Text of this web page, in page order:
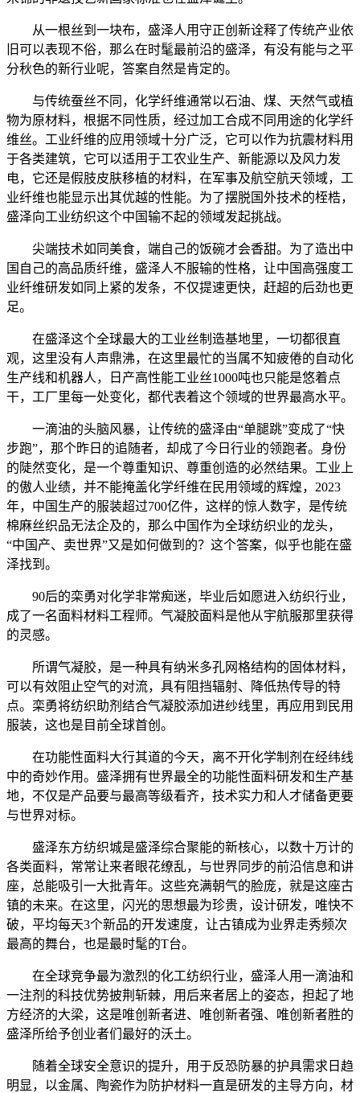
从一根丝到一块布，盛泽人用守正创新诠释了传统产业依
旧可以表现不俗，那么在时髦最前沿的盛泽，有没有能与之平
分秋色的新行业呢，答案自然是肯定的。
与传统蚕丝不同，化学纤维通常以石油、煤、天然气或植
物为原材料，根据不同性质，经过加工合成不同用途的化学纤
维丝。工业纤维的应用领域十分广泛，它可以作为抗震材料用
于各类建筑，它可以适用于工农业生产、新能源以及风力发
电，它还是假肢皮肤移植的材料，在军事及航空航天领域，工
业纤维也能显示出其优越的性能。为了摆脱国外技术的桎梏，
盛泽向工业纺织这个中国输不起的领域发起挑战。
尖端技术如同美食，端自己的饭碗才会香甜。为了造出中
国自己的高品质纤维，盛泽人不服输的性格，让中国高强度工
业纤维研发如同上紧的发条，不仅提速更快，赶超的后劲也更
足。
在盛泽这个全球最大的工业丝制造基地里，一切都很直
观，这里没有人声鼎沸，在这里最忙的当属不知疲倦的自动化
生产线和机器人，日产高性能工业丝1000吨也只能是悠着点
干，工厂里每一处变化，都代表着这个领域的世界最高水平。
一滴油的头脑风暴，让传统的盛泽由“单腿跳”变成了“快
步跑”，那个昨日的追随者，却成了今日行业的领跑者。身份
的陡然变化，是一个尊重知识、尊重创造的必然结果。工业上
的傲人业绩，并不能掩盖化学纤维在民用领域的辉煌，2023
年，中国生产的服装超过700亿件，这样的惊人数字，是传统
棉麻丝织品无法企及的，那么中国作为全球纺织业的龙头，
“中国产、卖世界”又是如何做到的？这个答案，似乎也能在盛
泽找到。
90后的栾勇对化学非常痴迷，毕业后如愿进入纺织行业，
成了一名面料材料工程师。气凝胶面料是他从宇航服那里获得
的灵感。
所谓气凝胶，是一种具有纳米多孔网格结构的固体材料，
可以有效阻止空气的对流，具有阻挡辐射、降低热传导的特
点。栾勇将纺织助剂结合气凝胶添加进纱线里，再应用到民用
服装，这也是目前全球首创。
在功能性面料大行其道的今天，离不开化学制剂在经纬线
中的奇妙作用。盛泽拥有世界最全的功能性面料研发和生产基
地，不仅是产品要与最高等级看齐，技术实力和人才储备更要
与世界对标。
盛泽东方纺织城是盛泽综合聚能的新核心，以数十万计的
各类面料，常常让来者眼花缭乱，与世界同步的前沿信息和讲
座，总能吸引一大批青年。这些充满朝气的脸庞，就是这座古
镇的未来。在这里，闪光的思想最为珍贵，设计研发，唯快不
破，平均每天3个新品的开发速度，让古镇成为业界走秀频次
最高的舞台，也是最时髦的T台。
在全球竞争最为激烈的化工纺织行业，盛泽人用一滴油和
一注剂的科技优势披荆斩棘，用后来者居上的姿态，担起了地
方经济的大梁，这是唯创新者进、唯创新者强、唯创新者胜的
盛泽所给予创业者们最好的沃土。
随着全球安全意识的提升，用于反恐防暴的护具需求日趋
明显，以金属、陶瓷作为防护材料一直是研发的主导方向，材